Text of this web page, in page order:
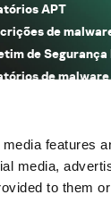
features
media,
to them
APT
de
de
de malware